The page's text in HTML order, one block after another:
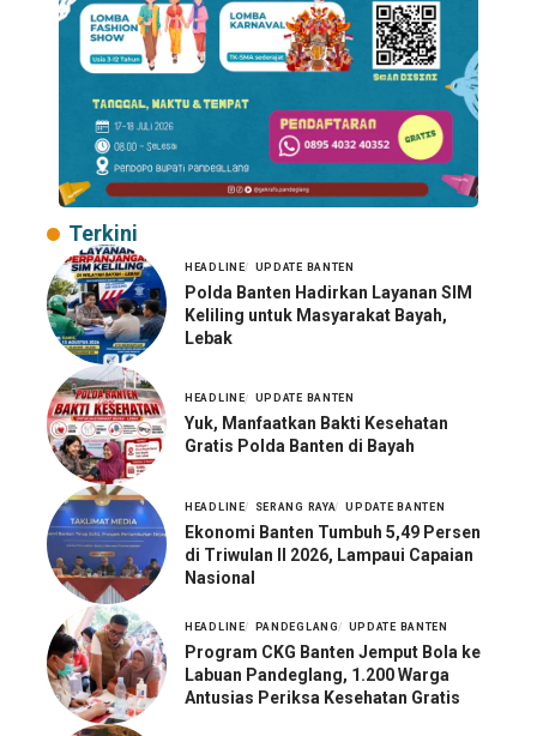
Terkini
HEADLINE UPDATE BANTEN
Polda Banten Hadirkan Layanan SIM
Keliling untuk Masyarakat Bayah,
Lebak
HEADLINE UPDATE BANTEN
Yuk, Manfaatkan Bakti Kesehatan
Gratis Polda Banten di Bayah
HEADLINE SERANG RAYA UPDATE BANTEN
Ekonomi Banten Tumbuh 5,49 Persen
di Triwulan II 2026, Lampaui Capaian
Nasional
HEADLINE PANDEGLANG UPDATE BANTEN
Program CKG Banten Jemput Bola ke
Labuan Pandeglang, 1.200 Warga
Antusias Periksa Kesehatan Gratis